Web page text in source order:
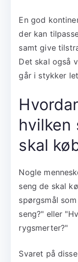
En god
der kan
samt give
Det skal også
går i stykker
hvilken
skal
Nogle
seng de skal
spørgsmål
seng?" eller
rygsmerter?"
Svaret på